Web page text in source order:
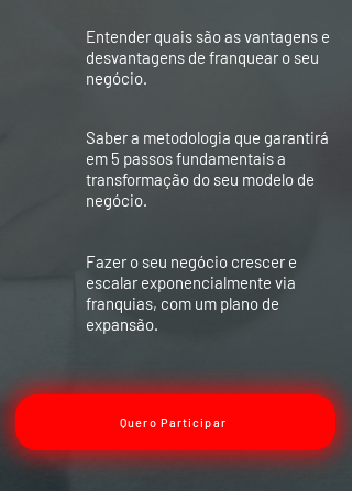
Entender quais são as vantagens e
desvantagens de franquear o seu
negócio.
Saber a metodologia que garantirá
em 5 passos fundamentais a
transformação do seu modelo de
negócio.
Fazer o seu negócio crescer e
escalar exponencialmente via
franquias, com um plano de
expansão.
Quero Participar